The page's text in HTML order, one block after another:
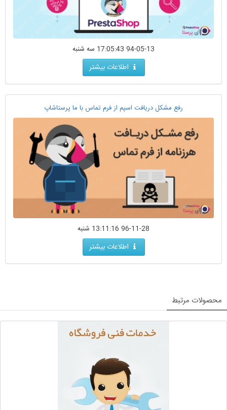
94-05-13 17:05:43 سه شنبه
اطلاعات بیشتر
رفع مشکل دریافت اسپم از فرم تماس با ما پرستاشاپ
96-11-28 13:11:16 شنبه
اطلاعات بیشتر
محصولات مرتبط